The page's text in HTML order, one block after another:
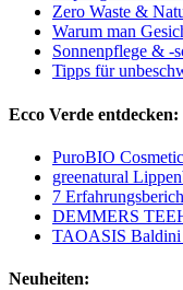
Zero Waste &
Warum man
Sonnenpflege & -
Tipps für
Ecco Verde entdecken:
PuroBIO
greenatural
7
DEMMERS
TAOASIS Baldini
Neuheiten: